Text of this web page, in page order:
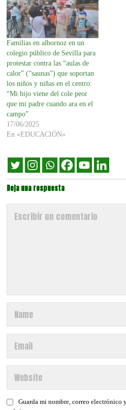
Familias en albornoz en un
colegio público de Sevilla para
protestar contra las “aulas de
calor” (“saunas”) que soportan
los niños y niñas en el centro:
“Mi hijo viene del cole peor
que mi padre cuando ara en el
campo”
17/06/2025
En «EDUCACIÓN»
Deja una respuesta
Guarda mi nombre, correo electrónico